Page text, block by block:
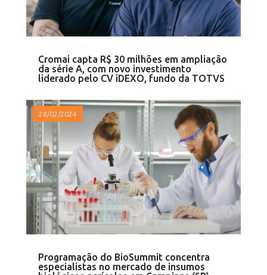
Cromai capta R$ 30 milhões em ampliação
da série A, com novo investimento
liderado pelo CV iDEXO, fundo da TOTVS
Programação do BioSummit concentra
especialistas no mercado de insumos
28/02/2024